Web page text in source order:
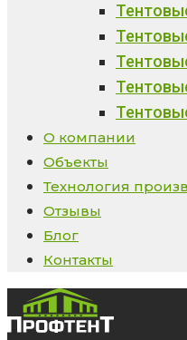
О компании
Объекты
Технология
Отзывы
Блог
Контакты